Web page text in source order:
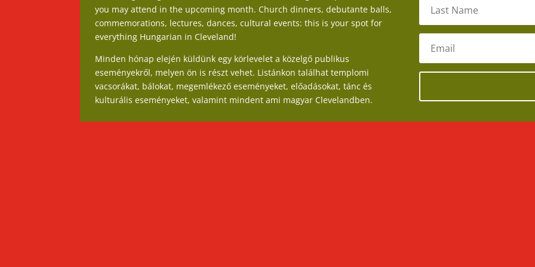
you may attend in the upcoming month. Church dinners, debutante balls,
commemorations, lectures, dances, cultural events: this is your spot for
everything Hungarian in Cleveland!
Minden hónap elején küldünk egy körlevelet a közelgő publikus
eseményekről, melyen ön is részt vehet. Listánkon találhat templomi
vacsorákat, bálokat, megemlékező eseményeket, előadásokat, tánc és
kulturális eseményeket, valamint mindent ami magyar Clevelandben.